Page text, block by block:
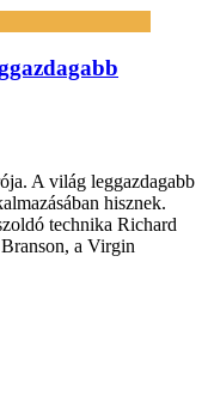
A világ leggazdagabb
hisznek.
technika Richard
a Virgin